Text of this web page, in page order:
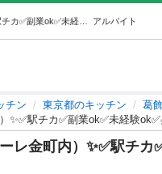
アルバイト
チン 東京都のキッチン
葛
駅チカ✅副業ok✅未経験
金町内）✨✅駅チカ